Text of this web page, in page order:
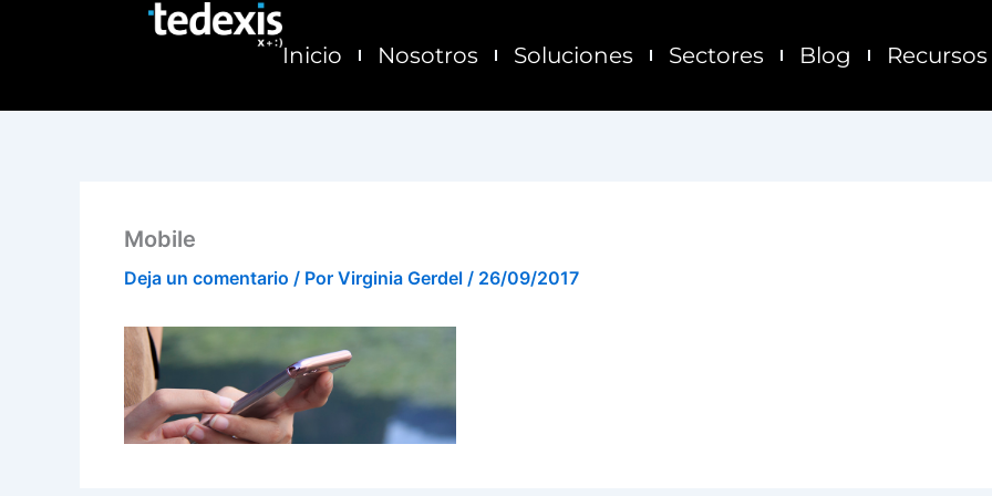
Inicio Nosotros Soluciones Sectores Blog Recursos
Mobile
Deja un comentario / Por Virginia Gerdel / 26/09/2017